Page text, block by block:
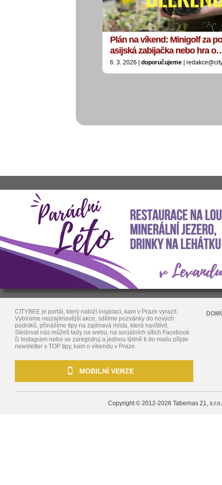
Plán na víkend: Minigolf za
asijská zabijačka nebo hra
6. 3. 2026 | doporučujeme |
CITYBEE je portál, který nabízí inspiraci, kam v Praze vyrazit.
Vybíráme nejzajímavější akce, sdílíme pozvánky do nových
podniků, přinášíme tipy na zajímavá místa, která navštívit.
Sledovat nás můžeš tady na webu, na sociálních sítích Facebook
či Instagram nebo se zaregistruj a jednou týdně ti do mailu přijde
newsletter s TOP tipy, kam o víkendu v Praze.
MOBILNÍ VERZE
Copyright © 2012-2026 Tabernas 21, s.r.o.